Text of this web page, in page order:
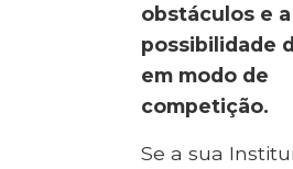
obstáculos e a
possibilidade
em modo de
competição.
Se a sua